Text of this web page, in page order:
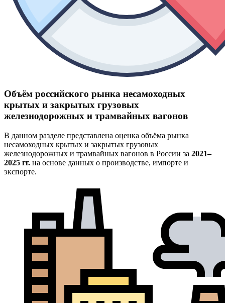
Объём российского рынка несамоходных
крытых и закрытых грузовых
железнодорожных и трамвайных вагонов
В данном разделе представлена оценка объёма рынка
несамоходных крытых и закрытых грузовых
железнодорожных и трамвайных вагонов в России за 2021–
2025 гг. на основе данных о производстве, импорте и
экспорте.